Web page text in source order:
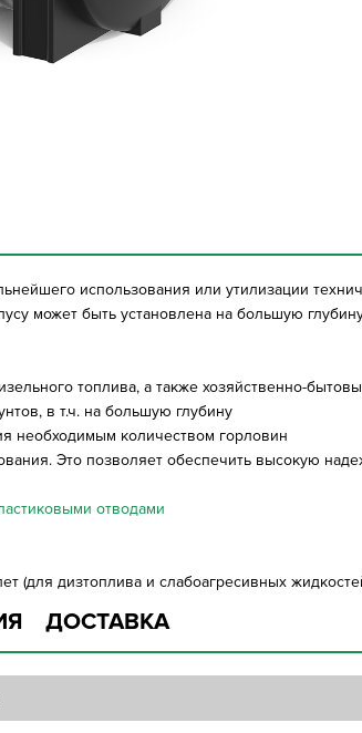
использования или утилизации
может быть установлена на большую
топлива, а также хозяйственно-
в т.ч. на большую глубину
необходимым количеством горловин
Это позволяет обеспечить высокую
отводами
(для дизтоплива и слабоагресивных
ДОСТАВКА